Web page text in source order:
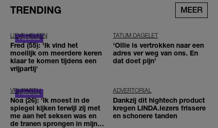
TRENDING MEER
LIEVE HELEEN
Fred (55): 'Ik vind het
moeilijk om meerdere keren
klaar te komen tijdens een
vrijpartij'
TATUM DAGELET
'Ollie is vertrokken naar een
adres ver weg van ons. En
dat doet pijn’
VRIJPARTIJ
Noa (26): 'Ik moest in de
spiegel kijken terwijl zij met
me aan het seksen was en
de tranen sprongen in mijn
ADVERTORIAL
Dankzij dit hightech product
kregen LINDA.lezers frissere
en schonere tanden